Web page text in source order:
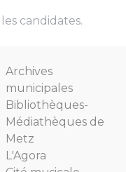
candidates.
Archives
municipales
Bibliothèques-
Médiathèques de
Metz
L'Agora